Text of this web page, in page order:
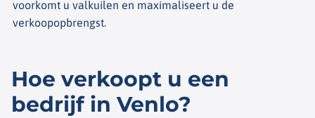
voorkomt u valkuilen en maximaliseert u de
verkoopopbrengst.
Hoe verkoopt u een
bedrijf in Venlo?